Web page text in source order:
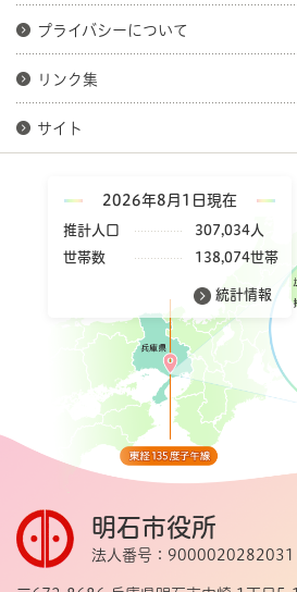
プライバシーについて
リンク集
サイト
2026年8月1日現在
推計人口
307,034人
世帯数
138,074世帯
統計情報
明石市役所
法人番号：9000020282031